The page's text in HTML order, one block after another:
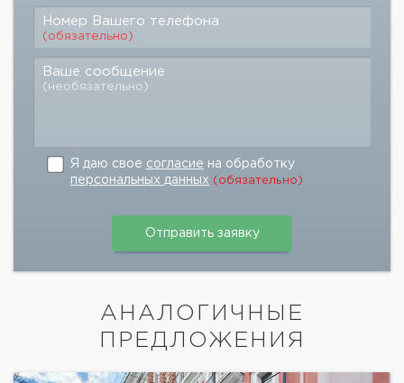
Номер Вашего телефона
(обязательно)
Ваше сообщение
(необязательно)
Я даю свое согласие на обработку
персональных данных (обязательно)
АНАЛОГИЧНЫЕ
ПРЕДЛОЖЕНИЯ